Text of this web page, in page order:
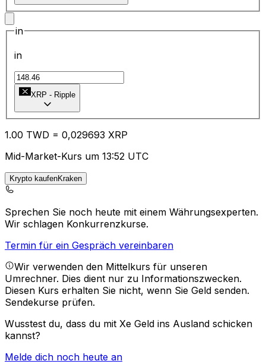
in
in
XRP - Ripple
1.00 TWD = 0,029693 XRP
Mid-Market-Kurs um 13:52 UTC
Krypto kaufenKraken
Sprechen Sie noch heute mit einem Währungsexperten.
Wir schlagen Konkurrenzkurse.
Termin für ein Gespräch vereinbaren
Wir verwenden den Mittelkurs für unseren
Umrechner. Dies dient nur zu Informationszwecken.
Diesen Kurs erhalten Sie nicht, wenn Sie Geld senden.
Sendekurse prüfen.
Wusstest du, dass du mit Xe Geld ins Ausland schicken
kannst?
Melde dich noch heute an